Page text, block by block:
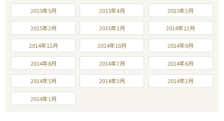
2015年5月 2015年4月 2015年3月
2015年2月 2015年1月 2014年12月
2014年11月 2014年10月 2014年9月
2014年8月 2014年7月 2014年6月
2014年5月 2014年3月 2014年2月
2014年1月